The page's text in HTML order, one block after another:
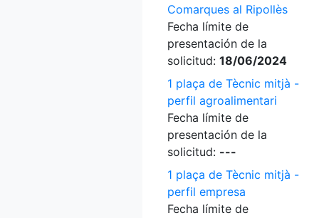
Comarques al Ripollès
Fecha límite de
presentación de la
solicitud: 18/06/2024
1 plaça de Tècnic mitjà -
perfil agroalimentari
Fecha límite de
presentación de la
solicitud: ---
1 plaça de Tècnic mitjà -
perfil empresa
Fecha límite de